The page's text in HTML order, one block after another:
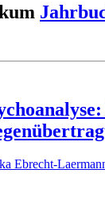
Ebrecht-